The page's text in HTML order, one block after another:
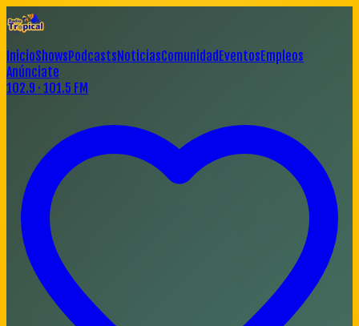
InicioShows Podcasts NoticiasComunidad Eventos Empleos
Anúnciate
102.9 · 101.5 FM